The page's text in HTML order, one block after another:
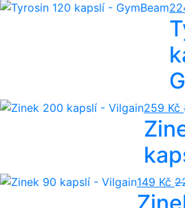
259 Kč
149 Kč